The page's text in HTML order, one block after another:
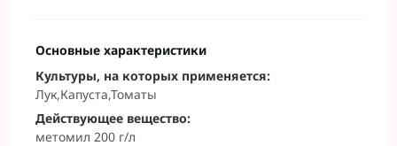
Основные характеристики
Культуры, на которых применяется:
Лук,Капуста,Томаты
Действующее вещество:
метомил 200 г/л